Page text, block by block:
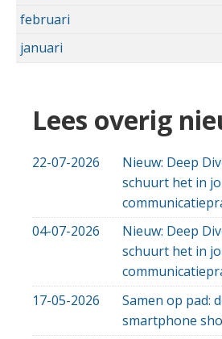
februari
januari
Lees overig
22-07-2026
Nieuw: Deep
schuurt het in
04-07-2026
Nieuw: Deep
schuurt het in
17-05-2026
Samen op pad:
smartphone